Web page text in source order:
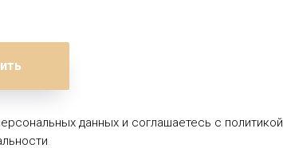
данных и соглашаетесь c политикой